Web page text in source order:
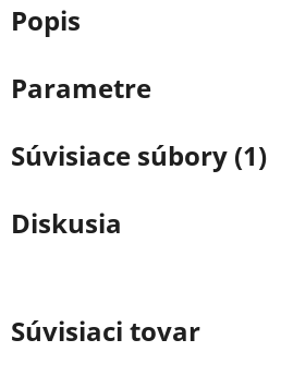
Popis
Parametre
Súvisiace súbory (1)
Diskusia
Súvisiaci tovar